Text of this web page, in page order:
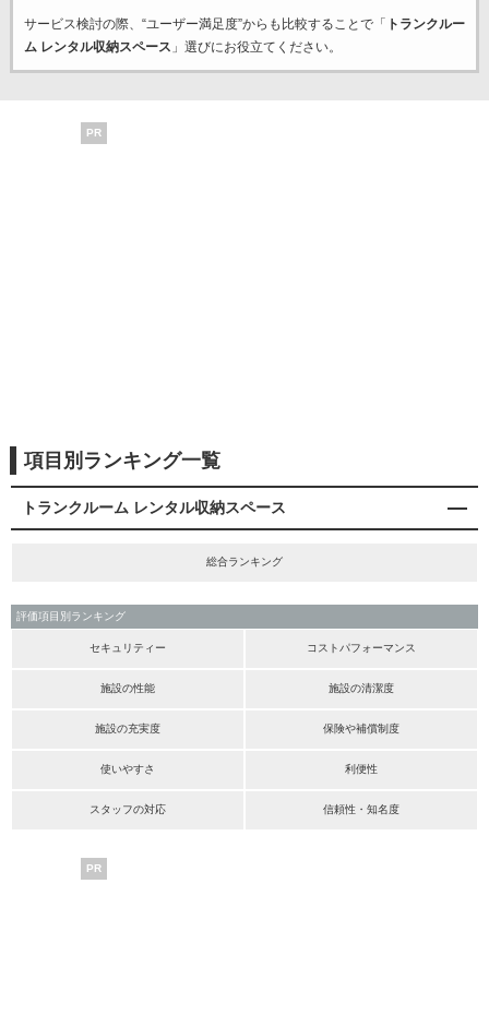
サービス検討の際、“ユーザー満足度”からも比較することで「
トランクルー
ム レンタル収納スペース 」選びにお役立てください。
PR
項目別ランキング一覧
トランクルーム レンタル収納スペース
総合ランキング
評価項目別ランキング
セキュリティー コストパフォーマンス
施設の性能 施設の清潔度
施設の充実度 保険や補償制度
使いやすさ 利便性
スタッフの対応 信頼性・知名度
PR